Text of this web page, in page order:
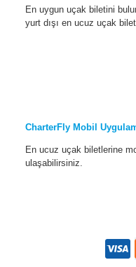
En uygun uçak biletini
yurt dışı en ucuz uçak
CharterFly Mobil
En ucuz uçak biletlerine
ulaşabilirsiniz.